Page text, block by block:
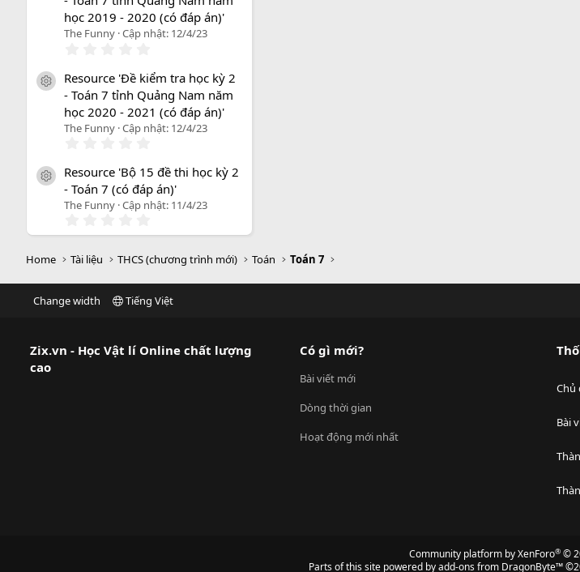
a
o
học 2019 - 2020 (có đáp án)'
The Funny Cập nhật: 12/4/23
0
0
s
a
o
icon tài liệu
Resource 'Đề kiểm tra học kỳ 2
- Toán 7 tỉnh Quảng Nam năm
học 2020 - 2021 (có đáp án)'
The Funny Cập nhật: 12/4/23
0
0
s
a
o
icon tài liệu
Resource 'Bộ 15 đề thi học kỳ 2
- Toán 7 (có đáp án)'
The Funny Cập nhật: 11/4/23
.
0
s
a
Home Tài liệu THCS (chương trình mới) Toán Toán 7
Change width Tiếng Việt
Zix.vn - Học Vật lí Online chất lượng
cao
Có gì mới?
Bài viết mới
Dòng thời gian
Hoạt động mới nhất
Chủ
Bài
Community platform by XenForo® ©
Parts of this site powered byadd-ons from DragonByte™